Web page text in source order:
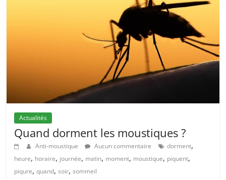
Actualités
Quand dorment les moustiques ?
Anti-moustique Aucun commentaire dorment,
heure, horaire, journée, matin, moment, moustique, piquent,
piqure,quand,soir,sommeil